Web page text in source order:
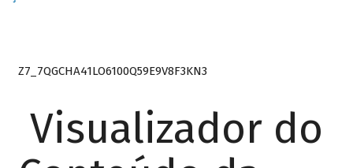
Z7_7QGCHA41LO6100Q59E9V8F3KN3
Visualizador do